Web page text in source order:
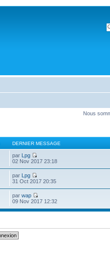
Nous
DERNIER MESSAGE
par Lpg
02 Nov 2017 23:18
par Lpg
31 Oct 2017 20:35
parwap
09 Nov 2017 12:32